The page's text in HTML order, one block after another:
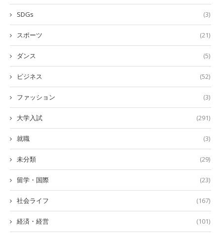
SDGs (3)
スポーツ (21)
ダンス (5)
ビジネス (52)
ファッション (3)
大学入試 (291)
就職 (3)
未分類 (29)
留学・国際 (23)
社会ライフ (167)
経済・経営 (101)